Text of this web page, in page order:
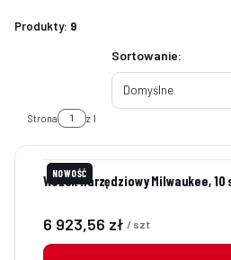
Produkty: 9
Lista produktówSortowanie:
Domyślne
Strona z 1
NOWOŚĆ
Wózek narzędziowy Milwaukee,
Cena
6 923,56 zł / szt